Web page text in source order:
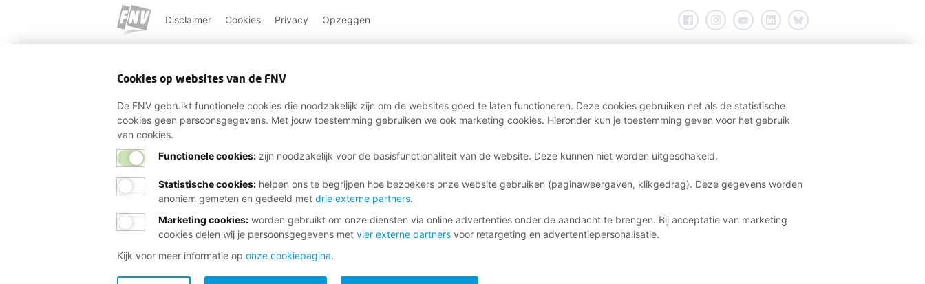
Disclaimer Cookies Privacy Opzeggen
Cookies op websites van de FNV
De FNV gebruikt functionele cookies die noodzakelijk zijn om de websites goed te laten functioneren. Deze cookies gebruiken net als de statistische
cookies geen persoonsgegevens. Met jouw toestemming gebruiken we ook marketing cookies. Hieronder kun je toestemming geven voor het gebruik
van cookies.
Functionele cookies:zijn noodzakelijk voor de basisfunctionaliteit van de website. Deze kunnen niet worden uitgeschakeld.
Statistische cookies: helpen ons te begrijpen hoe bezoekers onze website gebruiken (paginaweergaven, klikgedrag). Deze gegevens worden
anoniem gemeten en gedeeld met drie externe partners.
Marketing cookies: worden gebruikt om onze diensten via online advertenties onder de aandacht te brengen. Bij acceptatie van marketing
cookies delen wij je persoonsgegevens met vier externe partnersvoor retargeting en advertentiepersonalisatie.
Kijk voor meer informatie op onze cookiepagina.